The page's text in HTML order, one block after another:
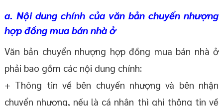
a. Nội dung chính của văn bản chuyển nhượng
hợp đồng mua bán nhà ở
Văn bản chuyển nhượng hợp đồng mua bán nhà ở
phải bao gồm các nội dung chính:
+ Thông tin về bên chuyển nhượng và bên nhận
chuyển nhượng, nếu là cá nhân thì ghi thông tin về